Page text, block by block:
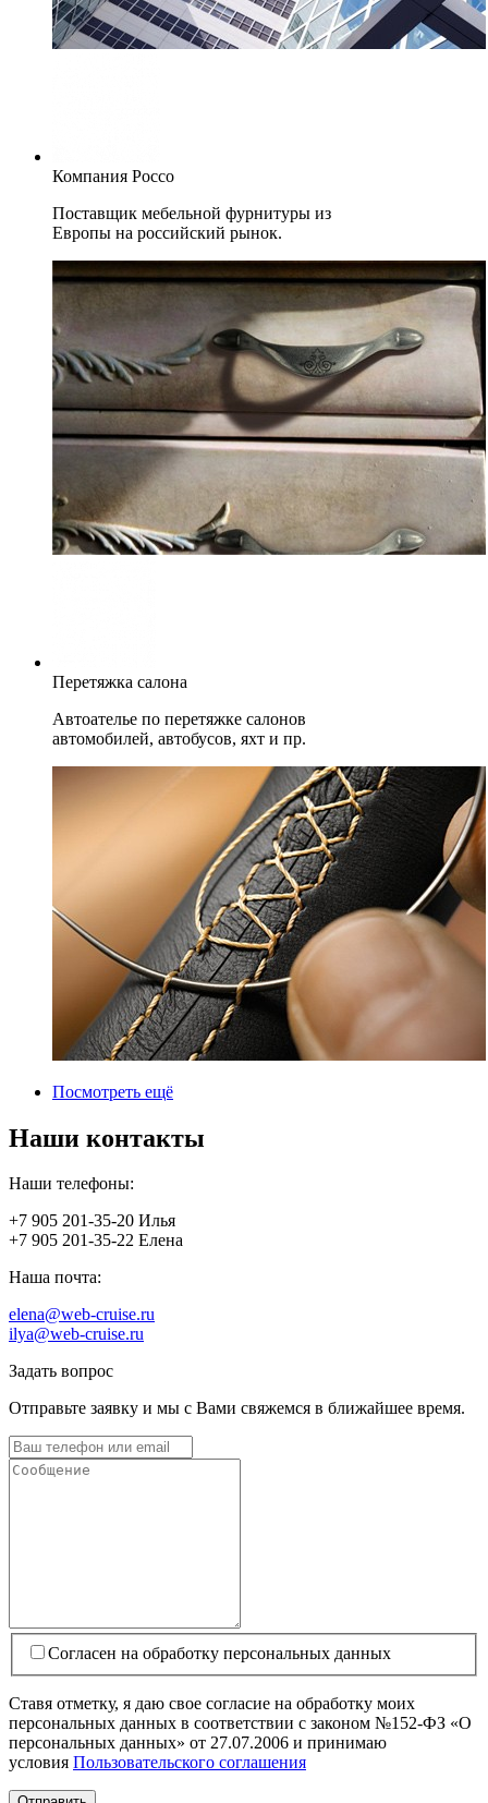
Компания Россо
Поставщик мебельной фурнитуры из
Европы на российский рынок.
Перетяжка салона
Автоателье по перетяжке салонов
автомобилей, автобусов, яхт и пр.
Посмотреть ещё
Наши контакты
Наши телефоны:
+7 905 201-35-20 Илья
+7 905 201-35-22 Елена
Наша почта:
elena@web-cruise.ru
ilya@web-cruise.ru
Задать вопрос
Отправьте заявку и мы с Вами свяжемся в ближайшее время.
Согласен на обработку персональных данных
Ставя отметку, я даю свое согласие на обработку моих
персональных данных в соответствии с законом №152-ФЗ «О
персональных данных» от 27.07.2006 и принимаю
условия Пользовательского соглашения